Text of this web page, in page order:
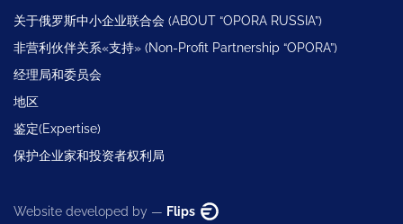
关于俄罗斯中小企业联合会 (ABOUT “OPORA RUSSIA”)
非营利伙伴关系«支持» (Non-Profit Partnership “OPORA”)
经理局和委员会
地区
鉴定(Expertise)
保护企业家和投资者权利局
Website developed by — Flips